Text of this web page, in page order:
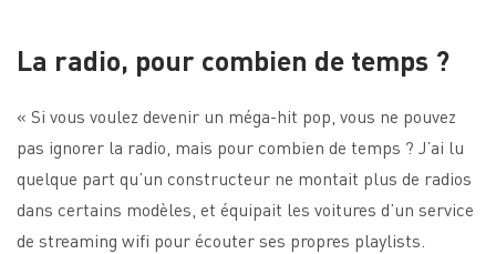
La radio, pour combien de temps ?
« Si vous voulez devenir un méga-hit pop, vous ne pouvez
pas ignorer la radio, mais pour combien de temps ? J’ai lu
quelque part qu’un constructeur ne montait plus de radios
dans certains modèles, et équipait les voitures d’un service
de streaming wifi pour écouter ses propres playlists.